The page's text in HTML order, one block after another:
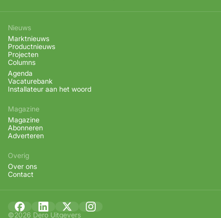
Nieuws
Marktnieuws
Productnieuws
Projecten
Columns
Agenda
Vacaturebank
Installateur aan het woord
Magazine
Magazine
Abonneren
Adverteren
Overig
Over ons
Contact
©2026 Dero Uitgevers